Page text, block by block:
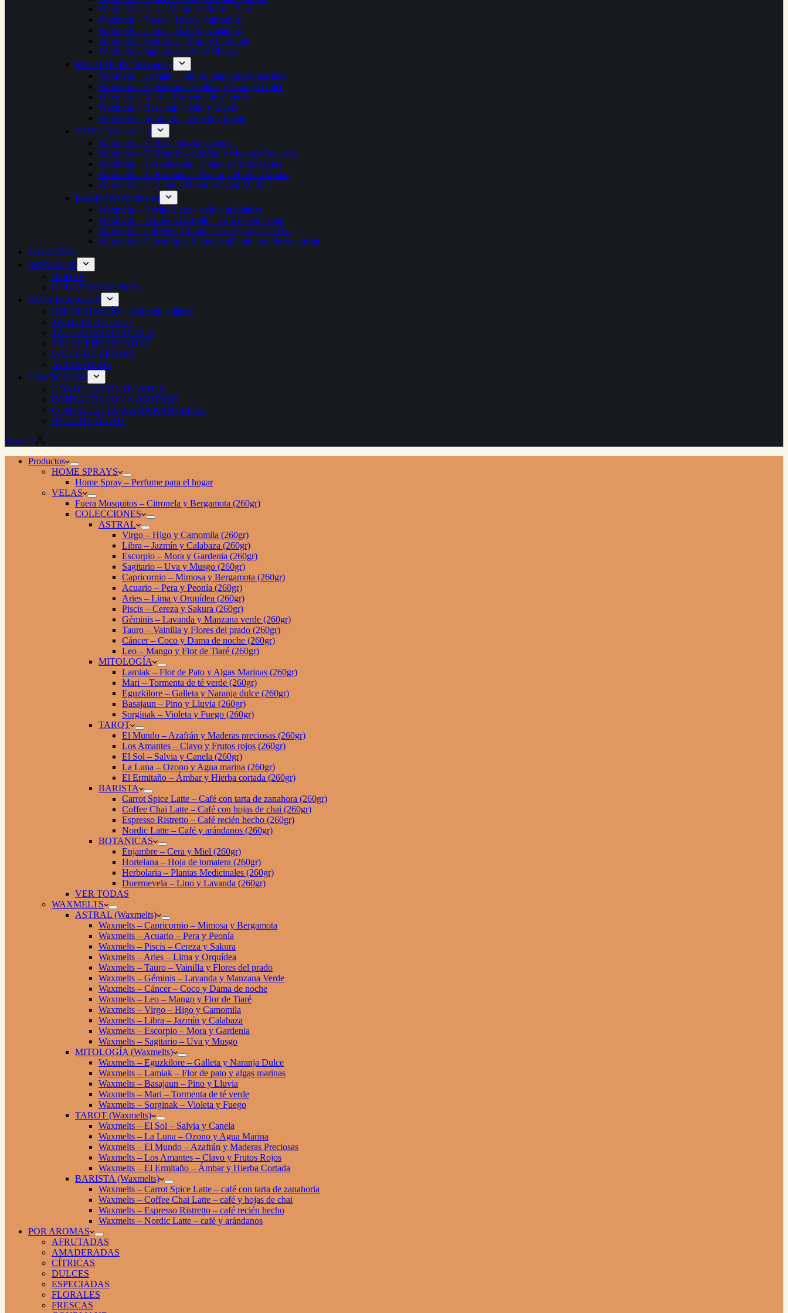
Waxmelts – Leo – Mango y Flor de Tiaré
Waxmelts – Virgo – Higo y Camomila
Waxmelts – Libra – Jazmín y Calabaza
Waxmelts – Escorpio – Mora y Gardenia
Waxmelts – Sagitario – Uva y Musgo
MITOLOGÍA (Waxmelts)
Waxmelts – Lamiak – Flor de pato y algas marinas
Waxmelts – Eguzkilore – Galleta y Naranja Dulce
Waxmelts – Mari – Tormenta de té verde
Waxmelts – Basajaun – Pino y Lluvia
Waxmelts – Sorginak – Violeta y Fuego
TAROT (Waxmelts)
Waxmelts – El Sol – Salvia y Canela
Waxmelts – El Mundo – Azafrán y Maderas Preciosas
Waxmelts – Los Amantes – Clavo y Frutos Rojos
Waxmelts – El Ermitaño – Ámbar y Hierba Cortada
Waxmelts – La Luna – Ozono y Agua Marina
BARISTA (Waxmelts)
Waxmelts – Nordic Latte – café y arándanos
Waxmelts – Espresso Ristretto – café recién hecho
Waxmelts – Coffee Chai Latte – café y hojas de chai
Waxmelts – Carrot Spice Latte – café con tarta de zanahoria
TALLERES
SERVICIOS
BODAS
COLABORACIONES
PARA REGALAR
KIT INICIACIÓN – aPrende la llama
TARJETA REGALO
TALLERES CREATIVOS
VELAS ENCANTADAS
SALES DE BRUJAS
ACCESORIOS
CONÓCENOS
DÓNDE ENCONTRARNOS
CONTACTA CON NOSOTRXS
CONOCE ALTAFLAMA KANDELAK
HALL OF FLAME
Acceder
Productos
HOME SPRAYS
Home Spray – Perfume para el hogar
VELAS
Fuera Mosquitos – Citronela y Bergamota (260gr)
COLECCIONES
ASTRAL
Virgo – Higo y Camomila (260gr)
Libra – Jazmín y Calabaza (260gr)
Escorpio – Mora y Gardenia (260gr)
Sagitario – Uva y Musgo (260gr)
Capricornio – Mimosa y Bergamota (260gr)
Acuario – Pera y Peonía (260gr)
Aries – Lima y Orquídea (260gr)
Piscis – Cereza y Sakura (260gr)
Géminis – Lavanda y Manzana verde (260gr)
Tauro – Vainilla y Flores del prado (260gr)
Cáncer – Coco y Dama de noche (260gr)
Leo – Mango y Flor de Tiaré (260gr)
MITOLOGÍA
Lamiak – Flor de Pato y Algas Marinas (260gr)
Mari – Tormenta de té verde (260gr)
Eguzkilore – Galleta y Naranja dulce (260gr)
Basajaun – Pino y Lluvia (260gr)
Sorginak – Violeta y Fuego (260gr)
TAROT
El Mundo – Azafrán y Maderas preciosas (260gr)
Los Amantes – Clavo y Frutos rojos (260gr)
El Sol – Salvia y Canela (260gr)
La Luna – Ozono y Agua marina (260gr)
El Ermitaño – Ámbar y Hierba cortada (260gr)
BARISTA
Carrot Spice Latte – Café con tarta de zanahora (260gr)
Coffee Chai Latte – Café con hojas de chai (260gr)
Espresso Ristretto – Café recién hecho (260gr)
Nordic Latte – Café y arándanos (260gr)
BOTANICAS
Enjambre – Cera y Miel (260gr)
Hortelana – Hoja de tomatera (260gr)
Herbolaria – Plantas Medicinales (260gr)
Duermevela – Lino y Lavanda (260gr)
VER TODAS
WAXMELTS
ASTRAL (Waxmelts)
Waxmelts – Capricornio – Mimosa y Bergamota
Waxmelts – Acuario – Pera y Peonía
Waxmelts – Piscis – Cereza y Sakura
Waxmelts – Aries – Lima y Orquídea
Waxmelts – Tauro – Vainilla y Flores del prado
Waxmelts – Géminis – Lavanda y Manzana Verde
Waxmelts – Cáncer – Coco y Dama de noche
Waxmelts – Leo – Mango y Flor de Tiaré
Waxmelts – Virgo – Higo y Camomila
Waxmelts – Libra – Jazmín y Calabaza
Waxmelts – Escorpio – Mora y Gardenia
Waxmelts – Sagitario – Uva y Musgo
MITOLOGÍA (Waxmelts)
Waxmelts – Eguzkilore – Galleta y Naranja Dulce
Waxmelts – Lamiak – Flor de pato y algas marinas
Waxmelts – Basajaun – Pino y Lluvia
Waxmelts – Mari – Tormenta de té verde
Waxmelts – Sorginak – Violeta y Fuego
TAROT (Waxmelts)
Waxmelts – El Sol – Salvia y Canela
Waxmelts – La Luna – Ozono y Agua Marina
Waxmelts – El Mundo – Azafrán y Maderas Preciosas
Waxmelts – Los Amantes – Clavo y Frutos Rojos
Waxmelts – El Ermitaño – Ámbar y Hierba Cortada
BARISTA (Waxmelts)
Waxmelts – Carrot Spice Latte – café con tarta de zanahoria
Waxmelts – Coffee Chai Latte – café y hojas de chai
Waxmelts – Espresso Ristretto – café recién hecho
Waxmelts – Nordic Latte – café y arándanos
POR AROMAS
AFRUTADAS
AMADERADAS
CÍTRICAS
DULCES
ESPECIADAS
FLORALES
FRESCAS